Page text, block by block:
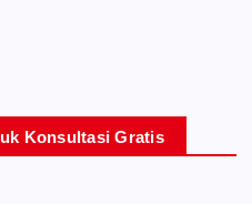
Konsultasi Gratis